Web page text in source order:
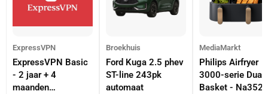
ExpressVPN
ExpressVPN Basic
- 2 jaar + 4
maanden
Broekhuis
Ford Kuga 2.5 phev
ST-line 243pk
automaat
MediaMarkt
Philips Airfryer
3000-serie Dual
Basket -